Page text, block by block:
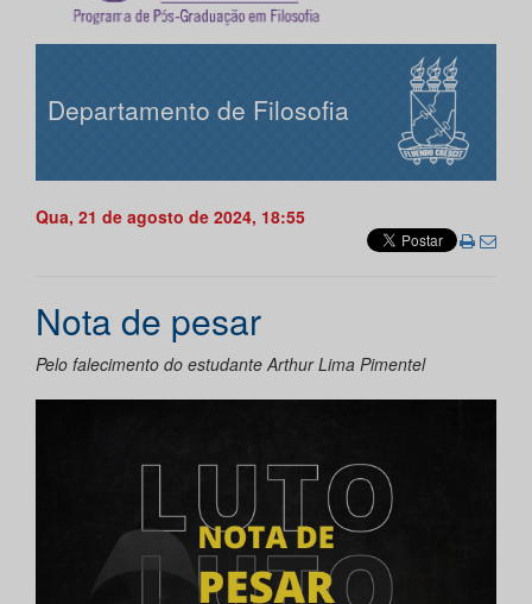
Departamento de Filosofia
Qua, 21 de agosto de 2024, 18:55
Nota de pesar
Pelo falecimento do estudante Arthur Lima Pimentel